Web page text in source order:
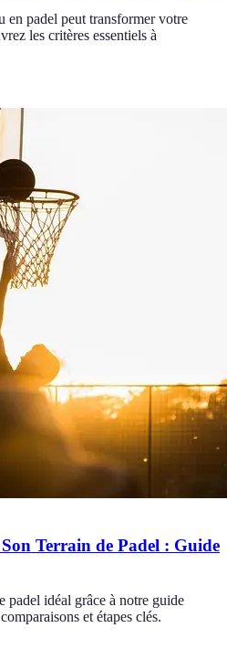
en padel peut transformer votre
les critères essentiels à
Terrain de Padel : Guide
padel idéal grâce à notre guide
et étapes clés.